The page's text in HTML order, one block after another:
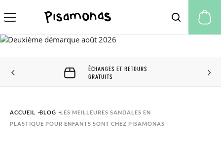
ÉCHANGES ET RETOURS
GRATUITS
ACCUEIL BLOG
LES MEILLEURES SANDALES EN
PLASTIQUE POUR ENFANTS SONT CHEZ PISAMONAS